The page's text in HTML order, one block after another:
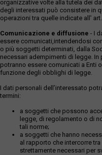
organizzative volte alla tutela dei
degli interessati può consistere in
operazioni tra quelle indicate all'
Comunicazione e diffusione - I
essere comunicati,intendendosi
o più soggetti determinati, dalla
necessari adempimenti di legge.
potranno essere comunicati a Enti
funzione degli obblighi di legge.
I dati personali dell’interessato
termini:
a soggetti che possono
legge, di regolamento o di
tali norme;
a soggetti che hanno
al rapporto che intercorre
strettamente necessari per